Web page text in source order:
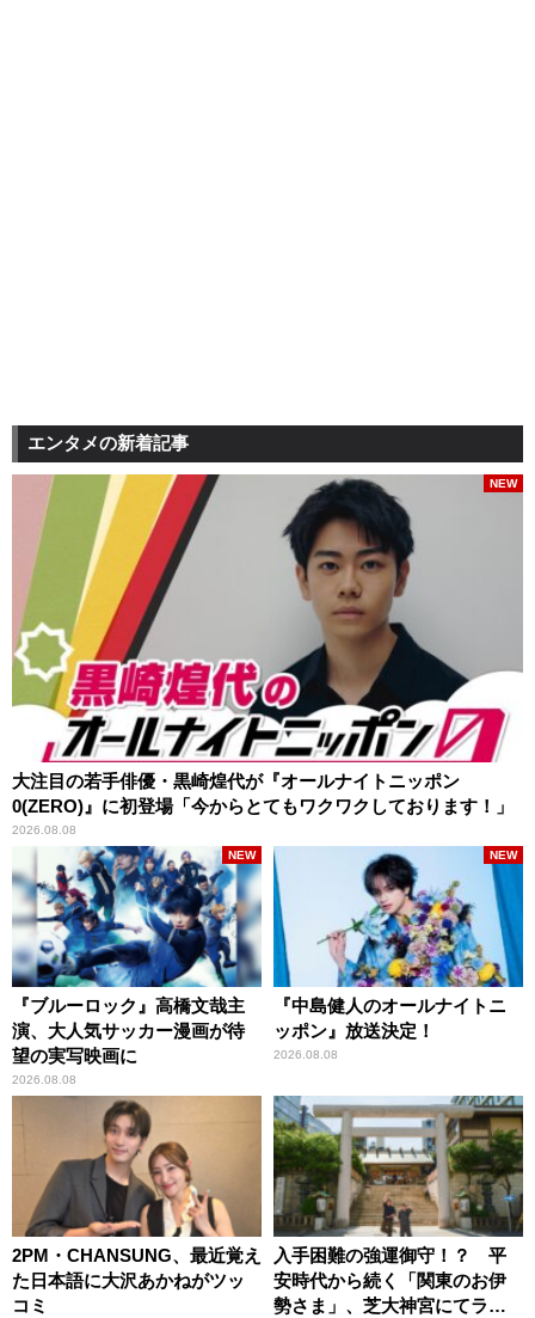
エンタメの新着記事
大注目の若手俳優・黒崎煌代が『オールナイトニッポン
0(ZERO)』に初登場「今からとてもワクワクしております！」
2026.08.08
NEW
『ブルーロック』高橋文哉主
演、大人気サッカー漫画が待
望の実写映画に
2026.08.08
NEW
『中島健人のオールナイトニ
ッポン』放送決定！
2026.08.08
NEW
2PM・CHANSUNG、最近覚え
た日本語に大沢あかねがツッ
コミ
入手困難の強運御守！？ 平
安時代から続く「関東のお伊
勢さま」、芝大神宮にてラン